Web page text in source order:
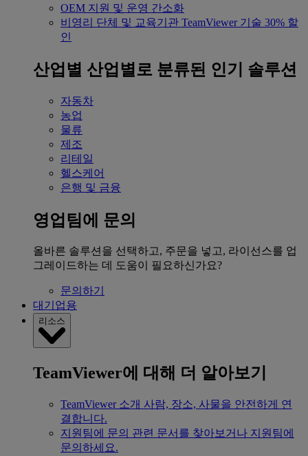
OEM 지원 및 운영 간소화
비영리 단체 및 교육기관 TeamViewer 기술 30% 할
인
산업별 산업별로 분류된 인기 솔루션
자동차
농업
물류
제조
리테일
헬스케어
은행 및 금융
영업팀에 문의
올바른 솔루션을 선택하고, 주문을 넣고, 라이선스를 업
그레이드하는 데 도움이 필요하신가요?
문의하기
대기업용
리소스
TeamViewer에 대해 더 알아보기
TeamViewer 소개 사람, 장소, 사물을 안전하게 연
결합니다.
지원팀에 문의 관련 문서를 찾아보거나 지원팀에
문의하세요.